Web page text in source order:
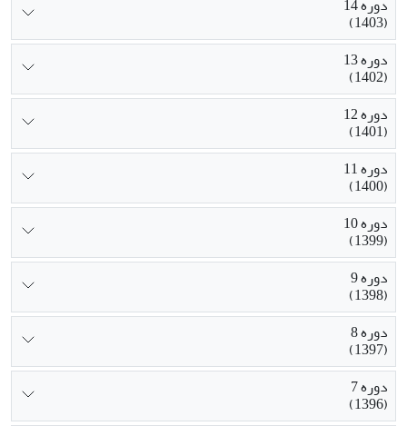
(1403)
دوره 13
(1402)
دوره 12
(1401)
دوره 11
(1400)
دوره 10
(1399)
دوره 9
(1398)
دوره 8
(1397)
دوره 7
(1396)